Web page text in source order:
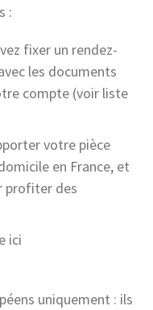
:
fixer un rendez-
les documents
compte (voir liste
votre pièce
en France, et
profiter des
ici
uniquement : ils